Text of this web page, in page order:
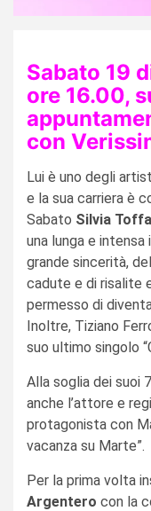
Sabato 19
ore 16.00,
con
Lui è uno degli
e la sua carriera è
Sabato Silvia
una lunga e
grande sincerità,
cadute e di risalite
permesso di
Inoltre, Tiziano
suo ultimo singolo
Alla soglia dei suoi
anche l’attore e
protagonista con
vacanza su Marte”.
Per la prima volta
Argentero con la